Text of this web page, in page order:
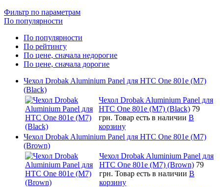
Фильтр по параметрам
По популярности
По популярности
По рейтингу
По цене, сначала недорогие
По цене, сначала дорогие
Чехол Drobak Aluminium Panel для HTC One 801e (M7)
(Black)
Чехол Drobak Aluminium Panel для
HTC One 801e (M7) (Black) 79
грн. Товар есть в наличии В
корзину
Чехол Drobak Aluminium Panel для HTC One 801e (M7)
(Brown)
Чехол Drobak Aluminium Panel для
HTC One 801e (M7) (Brown) 79
грн. Товар есть в наличии В
корзину